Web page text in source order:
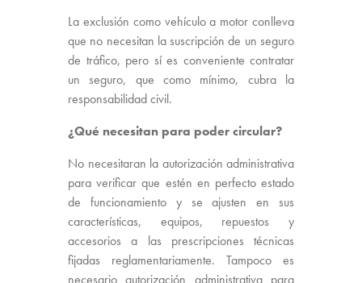
La exclusión como vehículo a motor conlleva
que no necesitan la suscripción de un seguro
de tráfico, pero sí es conveniente contratar
un seguro, que como mínimo, cubra la
responsabilidad civil.
¿Qué necesitan para poder circular?
No necesitaran la autorización administrativa
para verificar que estén en perfecto estado
de funcionamiento y se ajusten en sus
características, equipos, repuestos y
accesorios a las prescripciones técnicas
fijadas reglamentariamente. Tampoco es
necesario autorización administrativa para